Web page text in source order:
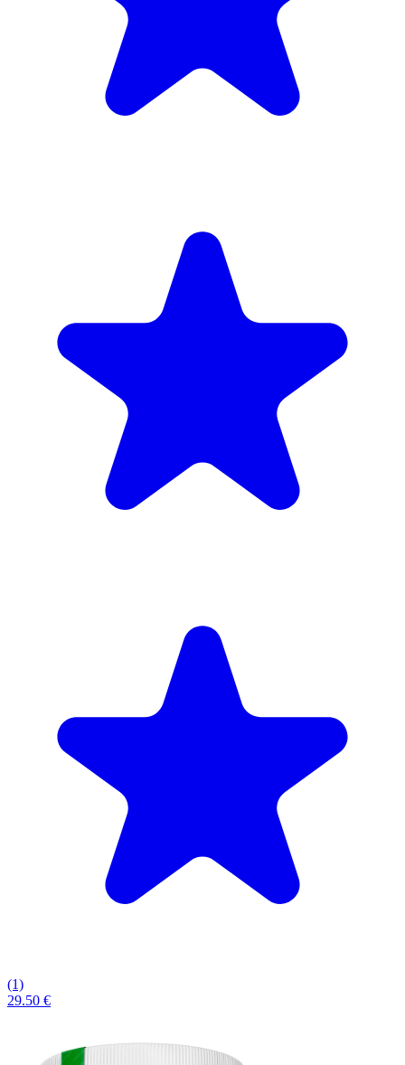
(1)
29.50 €